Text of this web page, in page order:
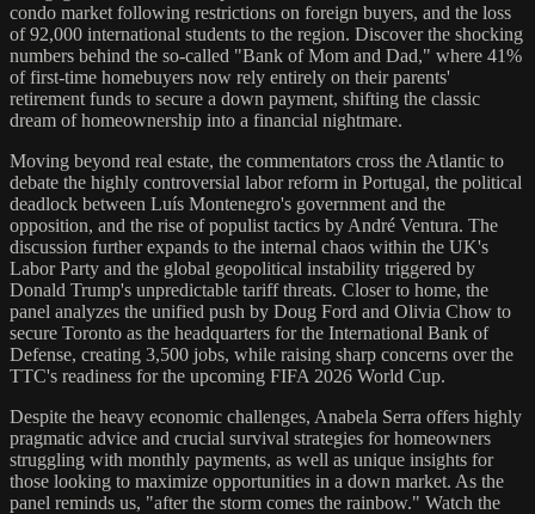
condo market following restrictions on foreign buyers, and the loss
of 92,000 international students to the region. Discover the shocking
numbers behind the so-called "Bank of Mom and Dad," where 41%
of first-time homebuyers now rely entirely on their parents'
retirement funds to secure a down payment, shifting the classic
dream of homeownership into a financial nightmare.
Moving beyond real estate, the commentators cross the Atlantic to
debate the highly controversial labor reform in Portugal, the political
deadlock between Luís Montenegro's government and the
opposition, and the rise of populist tactics by André Ventura. The
discussion further expands to the internal chaos within the UK's
Labor Party and the global geopolitical instability triggered by
Donald Trump's unpredictable tariff threats. Closer to home, the
panel analyzes the unified push by Doug Ford and Olivia Chow to
secure Toronto as the headquarters for the International Bank of
Defense, creating 3,500 jobs, while raising sharp concerns over the
TTC's readiness for the upcoming FIFA 2026 World Cup.
Despite the heavy economic challenges, Anabela Serra offers highly
pragmatic advice and crucial survival strategies for homeowners
struggling with monthly payments, as well as unique insights for
those looking to maximize opportunities in a down market. As the
panel reminds us, "after the storm comes the rainbow." Watch the